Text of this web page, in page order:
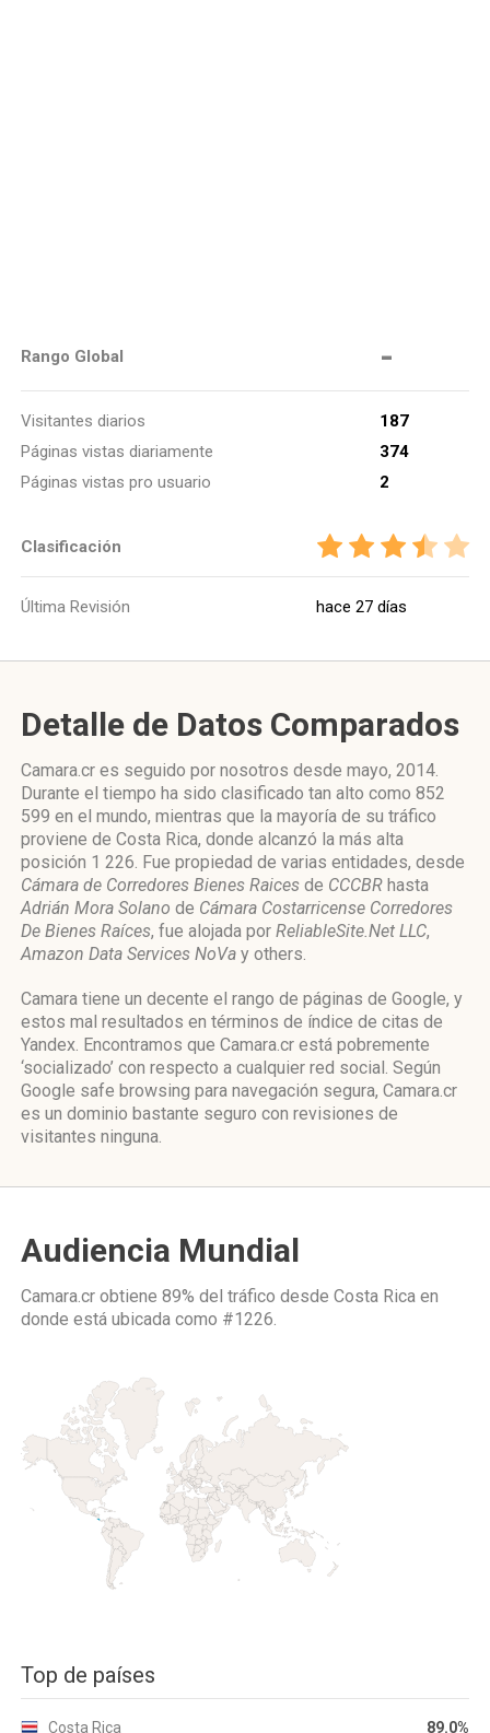
Rango Global -
Visitantes diarios
187
Páginas vistas diariamente
374
Páginas vistas pro usuario
2
Clasificación
Última Revisión hace 27 días
Detalle de Datos Comparados
Camara.cr es seguido por nosotros desde mayo, 2014.
Durante el tiempo ha sido clasificado tan alto como 852
599 en el mundo, mientras que la mayoría de su tráfico
proviene de Costa Rica, donde alcanzó la más alta
posición 1 226. Fue propiedad de varias entidades, desde
Cámara de Corredores Bienes Raices de CCCBR hasta
Adrián Mora Solano de Cámara Costarricense Corredores
De Bienes Raíces, fue alojada por ReliableSite.Net LLC,
Amazon Data Services NoVa y others.
Camara tiene un decente el rango de páginas de Google, y
estos mal resultados en términos de índice de citas de
Yandex. Encontramos que Camara.cr está pobremente
‘socializado’ con respecto a cualquier red social. Según
Google safe browsing para navegación segura, Camara.cr
es un dominio bastante seguro con revisiones de
visitantes ninguna.
Audiencia Mundial
Camara.cr obtiene 89% del tráfico desde Costa Rica en
donde está ubicada como #1226.
Top de países
Costa Rica 89.0%